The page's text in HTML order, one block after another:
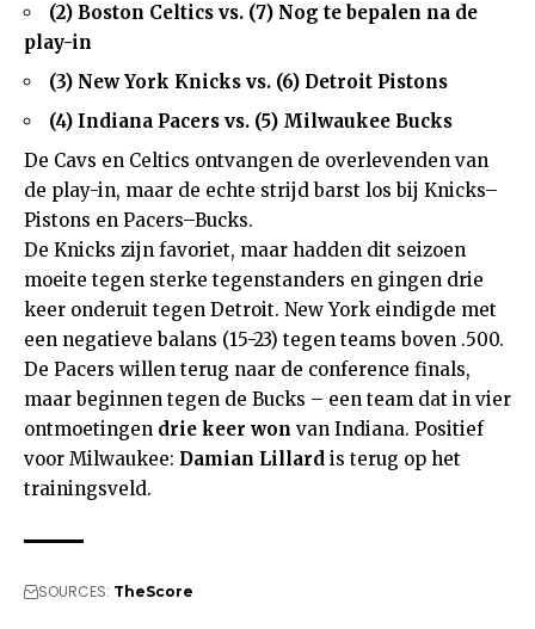
(2) Boston Celtics vs. (7) Nog te bepalen na de
play-in
(3) New York Knicks vs. (6) Detroit Pistons
(4) Indiana Pacers vs. (5) Milwaukee Bucks
De Cavs en Celtics ontvangen de overlevenden van
de play-in, maar de echte strijd barst los bij Knicks–
Pistons en Pacers–Bucks.
De Knicks zijn favoriet, maar hadden dit seizoen
moeite tegen sterke tegenstanders en gingen drie
keer onderuit tegen Detroit. New York eindigde met
een negatieve balans (15-23) tegen teams boven .500.
De Pacers willen terug naar de conference finals,
maar beginnen tegen de Bucks – een team dat in vier
ontmoetingen drie keer won van Indiana. Positief
voor Milwaukee: Damian Lillard is terug op het
trainingsveld.
SOURCES: TheScore